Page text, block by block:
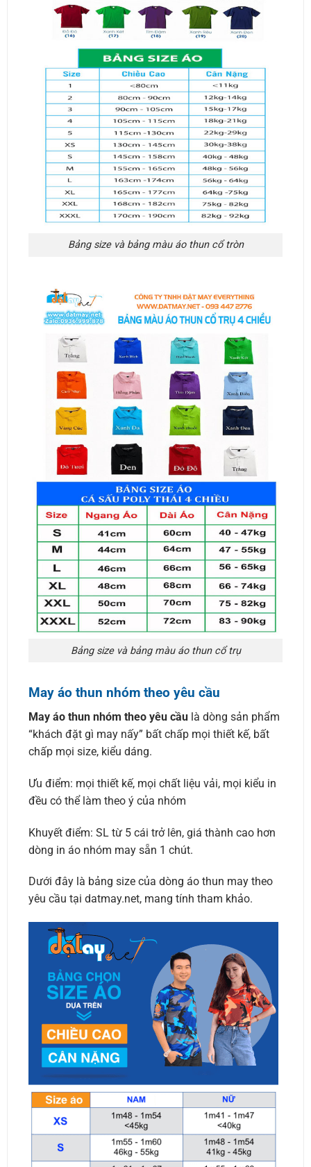
Bảng size và bảng màu áo thun cổ tròn
Bảng size và bảng màu áo thun cổ trụ
May áo thun nhóm theo yêu cầu
May áo thun nhóm theo yêu cầulà dòng sản phẩm
“khách đặt gì may nấy” bất chấp mọi thiết kế, bất
chấp mọi size, kiểu dáng.
Ưu điểm: mọi thiết kế, mọi chất liệu vải, mọi kiểu in
đều có thể làm theo ý của nhóm
Khuyết điểm: SL từ 5 cái trở lên, giá thành cao hơn
dòng in áo nhóm may sẵn 1 chút.
Dưới đây là bảng size của dòng áo thun may theo
yêu cầu tại datmay.net, mang tính tham khảo.